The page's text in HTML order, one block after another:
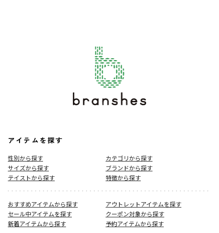
アイテムを探す
性別から探す
カテゴリから探す
サイズから探す
ブランドから探す
テイストから探す
特徴から探す
おすすめアイテムから探す
アウトレットアイテムを探す
セール中アイテムを探す
クーポン対象から探す
新着アイテムから探す
予約アイテムから探す